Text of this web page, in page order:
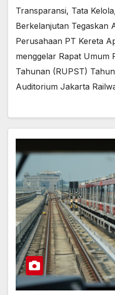
Transparansi, Tata
Berkelanjutan Tegaskan
Perusahaan PT Kereta
menggelar Rapat Umum
Tahunan (RUPST)
Auditorium Jakarta